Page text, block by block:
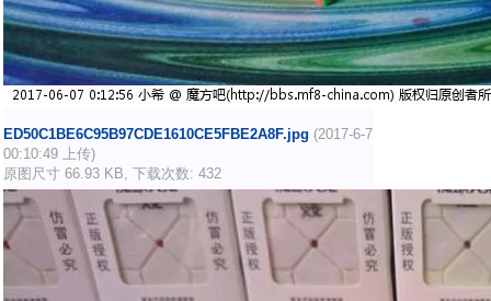
ED50C1BE6C95B97CDE1610CE5FBE2A8F.jpg (2017-6-7
00:10:49 上传)
原图尺寸 66.93 KB, 下载次数: 432